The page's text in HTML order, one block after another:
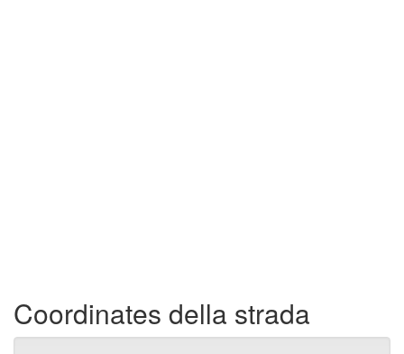
Coordinates della strada